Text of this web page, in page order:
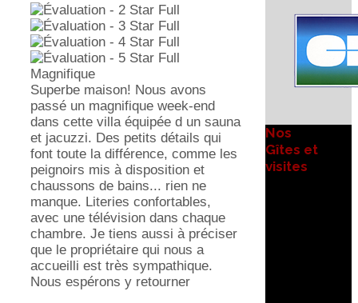
Magnifique
Superbe maison! Nous avons
passé un magnifique week-end
dans cette villa équipée d un sauna
et jacuzzi. Des petits détails qui
font toute la différence, comme les
peignoirs mis à disposition et
chaussons de bains... rien ne
manque. Literies confortables,
avec une télévision dans chaque
chambre. Je tiens aussi à préciser
que le propriétaire qui nous a
accueilli est très sympathique.
Nous espérons y retourner
Nos
Gîtes et
visites